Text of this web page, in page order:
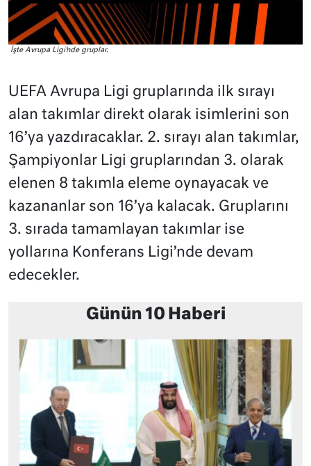
İşte Avrupa Ligi’nde gruplar.
UEFA Avrupa Ligi gruplarında ilk sırayı
alan takımlar direkt olarak isimlerini son
16’ya yazdıracaklar. 2. sırayı alan takımlar,
Şampiyonlar Ligi gruplarından 3. olarak
elenen 8 takımla eleme oynayacak ve
kazananlar son 16’ya kalacak. Gruplarını
3. sırada tamamlayan takımlar ise
yollarına Konferans Ligi’nde devam
edecekler.
Günün 10 Haberi